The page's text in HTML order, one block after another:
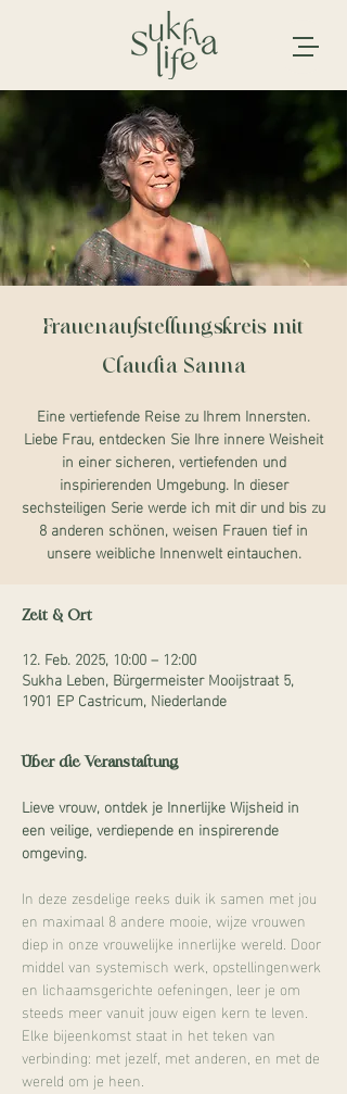
Frauenaufstellungskreis mit
Claudia Sanna
Eine vertiefende Reise zu Ihrem Innersten.
Liebe Frau, entdecken Sie Ihre innere Weisheit
in einer sicheren, vertiefenden und
inspirierenden Umgebung. In dieser
sechsteiligen Serie werde ich mit dir und bis zu
8 anderen schönen, weisen Frauen tief in
unsere weibliche Innenwelt eintauchen.
Zeit & Ort
12. Feb. 2025, 10:00 – 12:00
Sukha Leben, Bürgermeister Mooijstraat 5,
1901 EP Castricum, Niederlande
Über die Veranstaltung
Lieve vrouw, ontdek je Innerlijke Wijsheid in
een veilige, verdiepende en inspirerende
omgeving.
In deze zesdelige reeks duik ik samen met jou
en maximaal 8 andere mooie, wijze vrouwen
diep in onze vrouwelijke innerlijke wereld. Door
middel van systemisch werk, opstellingenwerk
en lichaamsgerichte oefeningen, leer je om
steeds meer vanuit jouw eigen kern te leven.
Elke bijeenkomst staat in het teken van
verbinding: met jezelf, met anderen, en met de
wereld om je heen.